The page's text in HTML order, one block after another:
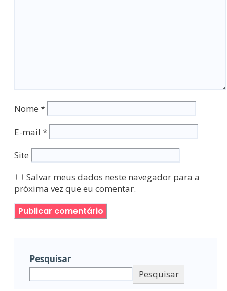
Nome *
E-mail *
Site
Salvar meus dados neste navegador para a
próxima vez que eu comentar.
Pesquisar
Pesquisar